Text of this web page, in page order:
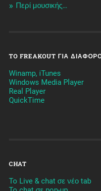
Περί μουσικής…
TO FREAKOUT ΓΙΑ
Winamp, iTunes
Windows Media Player
Real Player
QuickTime
CHAT
To Live & chat σε νέο tab